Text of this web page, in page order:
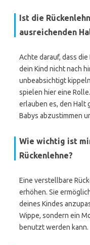
Ist die
ausreichenden
Achte darauf, dass
dein Kind nicht nach
unbeabsichtigt
spielen hier eine
erlauben es, den Halt
Babys abzustimmen
Wie wichtig ist
Rückenlehne?
Eine verstellbare
erhöhen. Sie
deines Kindes
Wippe, sondern ein
benutzt werden kann.